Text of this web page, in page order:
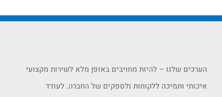
הערכים שלנו – להיות מחויבים באופן מלא לשירות מקצועי
איכותי ותמיכה ללקוחות ולספקים של החברה. לעודד